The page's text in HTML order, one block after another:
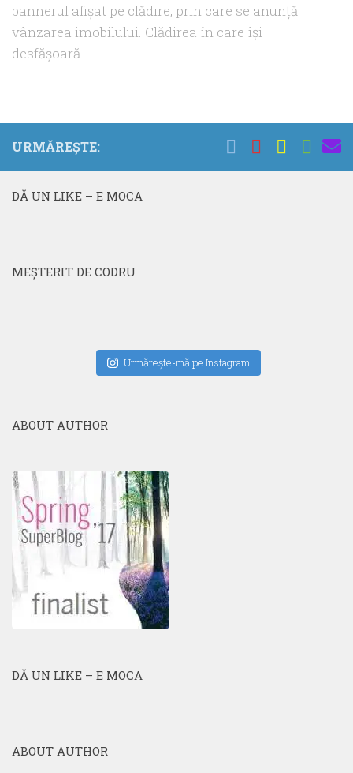
bannerul afişat pe clădire, prin care se anunţă
vânzarea imobilului. Clădirea în care îşi
desfăşoară...
URMĂREȘTE:
DĂ UN LIKE – E MOCA
MEŞTERIT DE CODRU
Urmăreşte-mă pe Instagram
ABOUT AUTHOR
DĂ UN LIKE – E MOCA
ABOUT AUTHOR